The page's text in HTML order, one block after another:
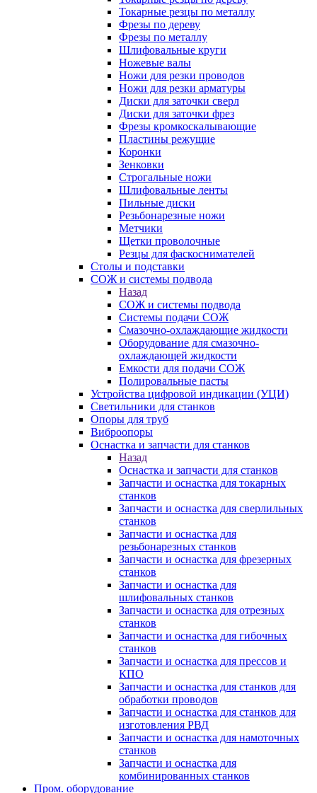
Токарные резцы по металлу
Фрезы по дереву
Фрезы по металлу
Шлифовальные круги
Ножевые валы
Ножи для резки проводов
Ножи для резки арматуры
Диски для заточки сверл
Диски для заточки фрез
Фрезы кромкоскалывающие
Пластины режущие
Коронки
Зенковки
Строгальные ножи
Шлифовальные ленты
Пильные диски
Резьбонарезные ножи
Метчики
Щетки проволочные
Резцы для фаскоснимателей
Столы и подставки
СОЖ и системы подвода
Назад
СОЖ и системы подвода
Системы подачи СОЖ
Смазочно-охлаждающие жидкости
Оборудование для смазочно-
охлаждающей жидкости
Емкости для подачи СОЖ
Полировальные пасты
Устройства цифровой индикации (УЦИ)
Светильники для станков
Опоры для труб
Виброопоры
Оснастка и запчасти для станков
Назад
Оснастка и запчасти для станков
Запчасти и оснастка для токарных
станков
Запчасти и оснастка для сверлильных
станков
Запчасти и оснастка для
резьбонарезных станков
Запчасти и оснастка для фрезерных
станков
Запчасти и оснастка для
шлифовальных станков
Запчасти и оснастка для отрезных
станков
Запчасти и оснастка для гибочных
станков
Запчасти и оснастка для прессов и
КПО
Запчасти и оснастка для станков для
обработки проводов
Запчасти и оснастка для станков для
изготовления РВД
Запчасти и оснастка для намоточных
станков
Запчасти и оснастка для
комбинированных станков
Пром. оборудование